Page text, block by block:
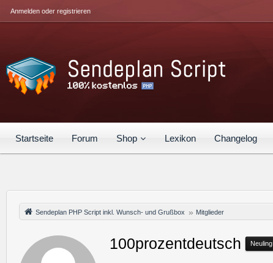
Startseite Forum Shop Lexikon Changelog
Anmelden oder registrieren
Sendeplan PHP Script inkl. Wunsch- und Grußbox Mitglieder
100prozentdeutsch Neuling